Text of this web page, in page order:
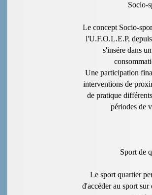
Socio-
Le concept Socio-
l'U.F.O.L.E.P,
s'insére dans
Une participation
interventions de
de pratique
périodes de
Sport de
Le sport quartier
d'accéder au sport